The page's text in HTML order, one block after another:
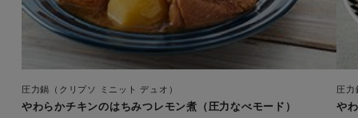
圧力鍋（クリプソ ミニット デュオ）
やわらかチキンのはちみつレモン煮（圧力なべモード）
圧力
や